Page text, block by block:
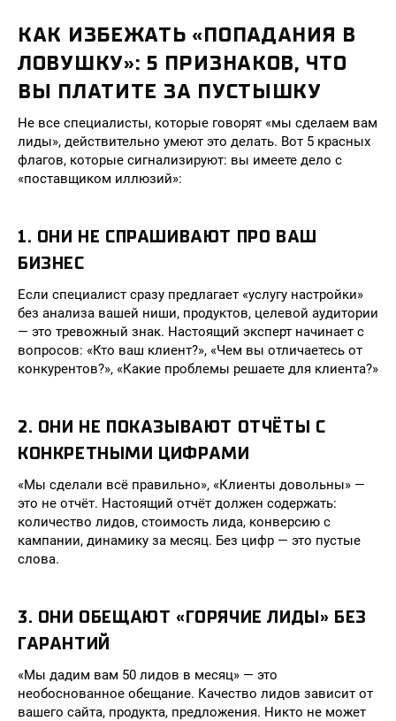
КАК ИЗБЕЖАТЬ «ПОПАДАНИЯ В
ЛОВУШКУ»: 5 ПРИЗНАКОВ, ЧТО
ВЫ ПЛАТИТЕ ЗА ПУСТЫШКУ
Не все специалисты, которые говорят «мы сделаем вам
лиды», действительно умеют это делать. Вот 5 красных
флагов, которые сигнализируют: вы имеете дело с
«поставщиком иллюзий»:
1. ОНИ НЕ СПРАШИВАЮТ ПРО ВАШ
БИЗНЕС
Если специалист сразу предлагает «услугу настройки»
без анализа вашей ниши, продуктов, целевой аудитории
— это тревожный знак. Настоящий эксперт начинает с
вопросов: «Кто ваш клиент?», «Чем вы отличаетесь от
конкурентов?», «Какие проблемы решаете для клиента?»
2. ОНИ НЕ ПОКАЗЫВАЮТ ОТЧЁТЫ С
КОНКРЕТНЫМИ ЦИФРАМИ
«Мы сделали всё правильно», «Клиенты довольны» —
это не отчёт. Настоящий отчёт должен содержать:
количество лидов, стоимость лида, конверсию с
кампании, динамику за месяц. Без цифр — это пустые
слова.
3. ОНИ ОБЕЩАЮТ «ГОРЯЧИЕ ЛИДЫ» БЕЗ
ГАРАНТИЙ
«Мы дадим вам 50 лидов в месяц» — это
необоснованное обещание. Качество лидов зависит от
вашего сайта, продукта, предложения. Никто не может